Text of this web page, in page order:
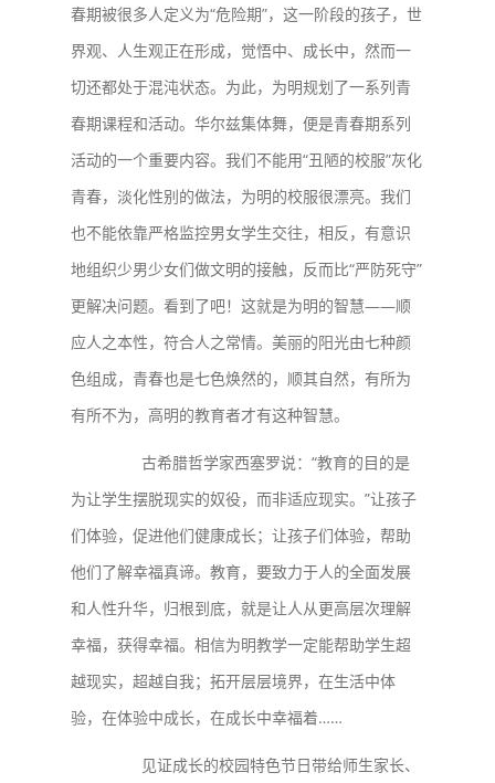
春期被很多人定义为“危险期”，这一阶段的孩子，世
界观、人生观正在形成，觉悟中、成长中，然而一
切还都处于混沌状态。为此，为明规划了一系列青
春期课程和活动。华尔兹集体舞，便是青春期系列
活动的一个重要内容。我们不能用“丑陋的校服”灰化
青春，淡化性别的做法，为明的校服很漂亮。我们
也不能依靠严格监控男女学生交往，相反，有意识
地组织少男少女们做文明的接触，反而比“严防死守”
更解决问题。看到了吧！这就是为明的智慧——顺
应人之本性，符合人之常情。美丽的阳光由七种颜
色组成，青春也是七色焕然的，顺其自然，有所为
有所不为，高明的教育者才有这种智慧。
古希腊哲学家西塞罗说：“教育的目的是
为让学生摆脱现实的奴役，而非适应现实。”让孩子
们体验，促进他们健康成长；让孩子们体验，帮助
他们了解幸福真谛。教育，要致力于人的全面发展
和人性升华，归根到底，就是让人从更高层次理解
幸福，获得幸福。相信为明教学一定能帮助学生超
越现实，超越自我；拓开层层境界，在生活中体
验，在体验中成长，在成长中幸福着……
见证成长的校园特色节日带给师生家长、